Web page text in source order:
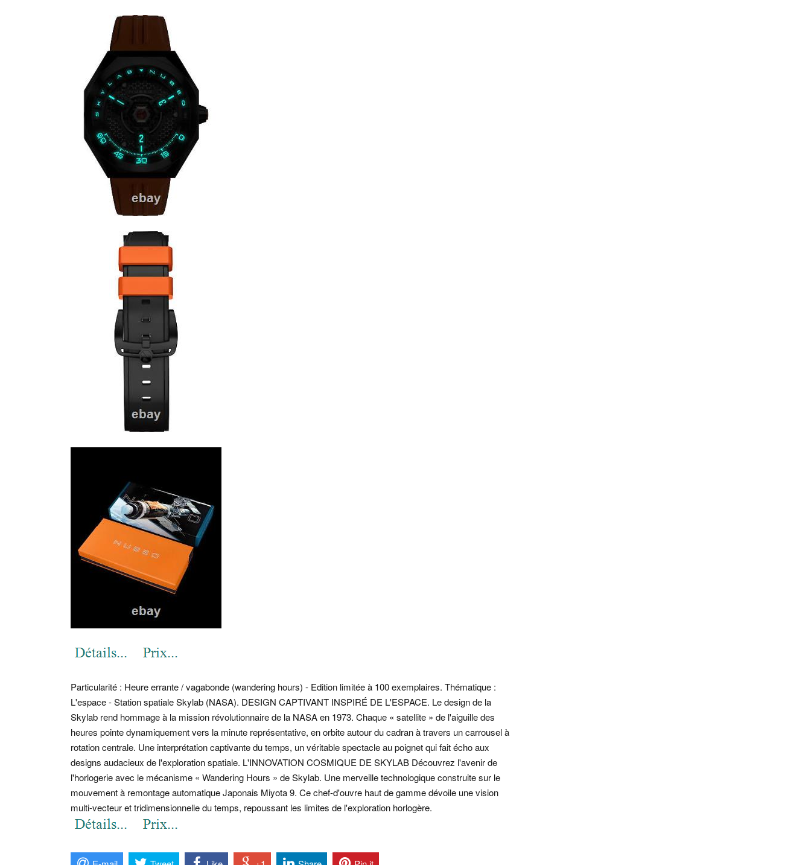
Particularité : Heure errante / vagabonde (wandering hours) - Edition limitée à 100 exemplaires. Thématique :
L'espace - Station spatiale Skylab (NASA). DESIGN CAPTIVANT INSPIRÉ DE L'ESPACE. Le design de la
Skylab rend hommage à la mission révolutionnaire de la NASA en 1973. Chaque « satellite » de l'aiguille des
heures pointe dynamiquement vers la minute représentative, en orbite autour du cadran à travers un carrousel à
rotation centrale. Une interprétation captivante du temps, un véritable spectacle au poignet qui fait écho aux
designs audacieux de l'exploration spatiale. L'INNOVATION COSMIQUE DE SKYLAB Découvrez l'avenir de
l'horlogerie avec le mécanisme « Wandering Hours » de Skylab. Une merveille technologique construite sur le
mouvement à remontage automatique Japonais Miyota 9. Ce chef-d'ouvre haut de gamme dévoile une vision
multi-vecteur et tridimensionnelle du temps, repoussant les limites de l'exploration horlogère.